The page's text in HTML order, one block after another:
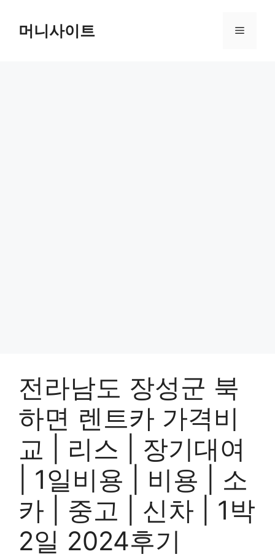
content머니사이트 Menu
전라남도 장성군 북
하면 렌트카 가격비
교 | 리스 | 장기대여
| 1일비용 | 비용 | 소
카 | 중고 | 신차 | 1박
2일 2024후기